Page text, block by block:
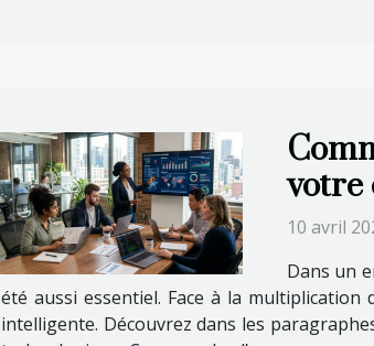
votre
10 avril
Dans un
été aussi essentiel. Face à la
intelligente. Découvrez dans les